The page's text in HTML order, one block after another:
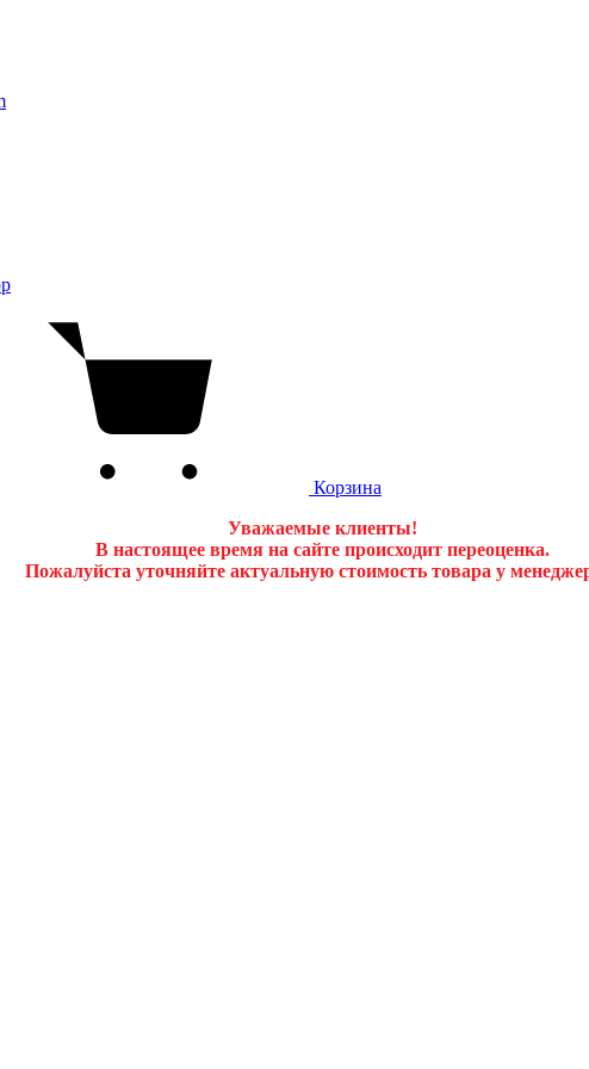
Корзина
Уважаемые клиенты!
В настоящее время на сайте происходит переоценка.
Пожалуйста уточняйте актуальную стоимость товара у